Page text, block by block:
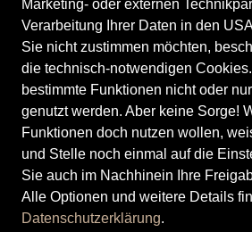
Marketing- oder externen
Verarbeitung Ihrer Daten in den
Sie nicht zustimmen möchten,
die technisch-notwendigen
bestimmte Funktionen nicht oder
genutzt werden. Aber keine Sorge!
Funktionen doch nutzen wollen,
und Stelle noch einmal auf die
Sie auch im Nachhinein Ihre
Alle Optionen und weitere Details
Datenschutzerklärung.
Lassen Sie sich mitnehmen zu den